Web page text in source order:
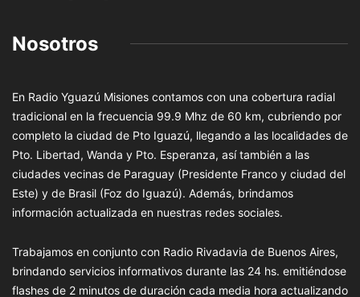
Nosotros
En Radio Yguazú Misiones contamos con una cobertura radial
tradicional en la frecuencia 99.9 Mhz de 60 km, cubriendo por
completo la ciudad de Pto Iguazú, llegando a las localidades de
Pto. Libertad, Wanda y Pto. Esperanza, así también a las
ciudades vecinas de Paraguay (Presidente Franco y ciudad del
Este) y de Brasil (Foz do Iguazú). Además, brindamos
información actualizada en nuestras redes sociales.
Trabajamos en conjunto con Radio Rivadavia de Buenos Aires,
brindando servicios informativos durante las 24 hs. emitiéndose
flashes de 2 minutos de duración cada media hora actualizando